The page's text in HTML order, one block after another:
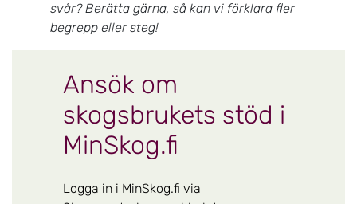
svår? Berätta gärna, så kan vi förklara fler
begrepp eller steg!
Ansök om
skogsbrukets stöd i
MinSkog.fi
Logga in i MinSkog.fi via